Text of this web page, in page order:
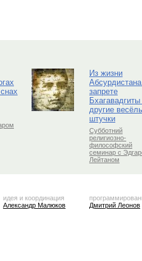
Из жизни
запрете
Бхагавадгиты
другие
штучки
Субботний
религиозно-
философский
семинар с
Лейтаном
идея и координация
Александр Малюков
Дмитрий Леонов